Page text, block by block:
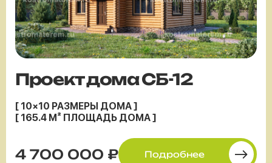
Проект дома СБ-12
[ 10×10 РАЗМЕРЫ ДОМА ]
[ 165.4 М² ПЛОЩАДЬ ДОМА ]
4 700 000 ₽ Подробнее